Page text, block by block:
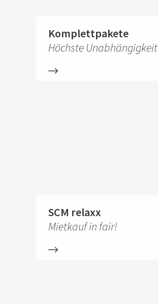
Komplettpakete
Höchste Unabhängigkeit
SCM relaxx
Mietkauf in fair!